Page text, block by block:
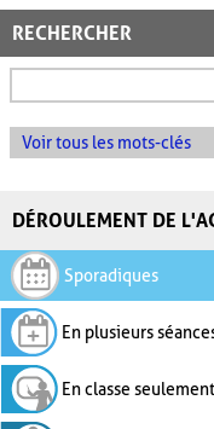
RECHERCHER
Voir tous les mots-clés
DÉROULEMENT DE
Sporadiques
En plusieurs
En classe seulement